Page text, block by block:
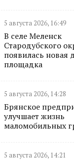
5 августа 2026, 16:49
В селе Меленск
Стародубского
появилась новая
площадка
5 августа 2026, 14:28
Брянское
улучшает жизнь
маломобильных
5 августа 2026, 14:21